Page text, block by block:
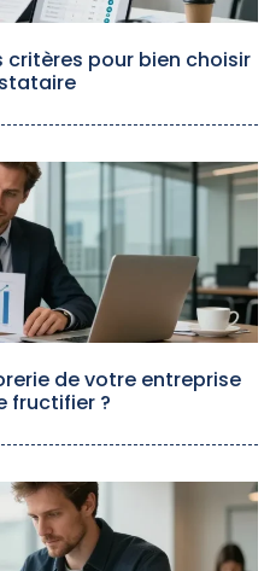
critères pour bien choisir
de votre entreprise
fructifier ?